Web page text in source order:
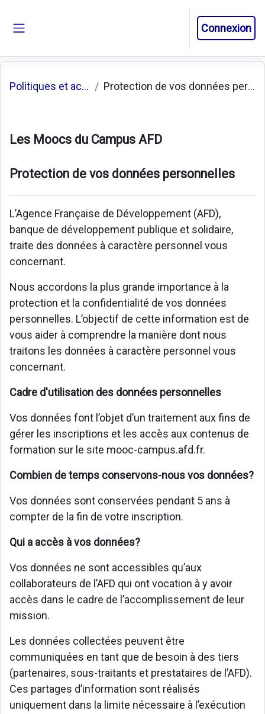
Connexion
Politiques et accords Protection de vos données personnelles
Les Moocs du Campus AFD
Protection de vos données personnelles
L’Agence Française de Développement (AFD),
banque de développement publique et solidaire,
traite des données à caractère personnel vous
concernant.
Nous accordons la plus grande importance à la
protection et la confidentialité de vos données
personnelles. L’objectif de cette information est de
vous aider à comprendre la manière dont nous
traitons les données à caractère personnel vous
concernant.
Cadre d'utilisation des données personnelles
Vos données font l’objet d’un traitement aux fins de
gérer les inscriptions et les accès aux contenus de
formation sur le site mooc-campus.afd.fr.
Combien de temps conservons-nous vos données?
Vos données sont conservées pendant 5 ans à
compter de la fin de votre inscription.
Qui a accès à vos données?
Vos données ne sont accessibles qu’aux
collaborateurs de l’AFD qui ont vocation à y avoir
accès dans le cadre de l’accomplissement de leur
mission.
Les données collectées peuvent être
communiquées en tant que de besoin à des tiers
(partenaires, sous-traitants et prestataires de l’AFD).
Ces partages d’information sont réalisés
uniquement dans la limite nécessaire à l’exécution